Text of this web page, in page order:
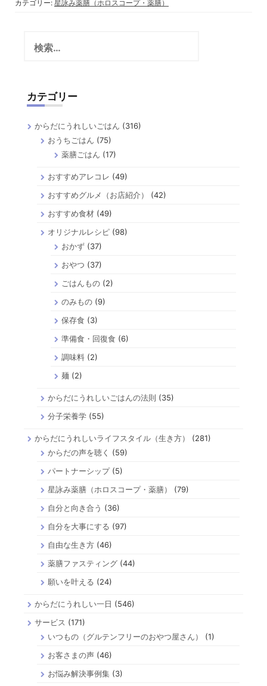
カテゴリー: 星詠み薬膳（ホロスコープ・薬膳）
カテゴリー
からだにうれしいごはん (316)
おうちごはん (75)
薬膳ごはん (17)
おすすめアレコレ (49)
おすすめグルメ（お店紹介）
(42)
おすすめ食材 (49)
オリジナルレシピ (98)
おかず(37)
おやつ (37)
ごはんもの(2)
のみもの(9)
保存食 (3)
準備食・回復食 (6)
調味料(2)
麺 (2)
からだにうれしいごはんの法則 (35)
分子栄養学 (55)
からだにうれしいライフスタイル（生き方）
(281)
からだの声を聴く
(59)
パートナーシップ(5)
星詠み薬膳（ホロスコープ・薬膳）
(79)
自分と向き合う (36)
自分を大事にする (97)
自由な生き方 (46)
薬膳ファスティング (44)
願いを叶える (24)
からだにうれしい一日 (546)
サービス (171)
いつもの（グルテンフリーのおやつ屋さん）
(1)
お客さまの声 (46)
お悩み解決事例集 (3)